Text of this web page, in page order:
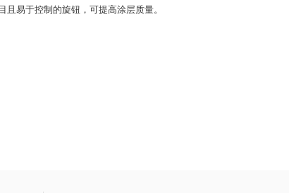
易于控制的旋钮，可提高涂层质量。